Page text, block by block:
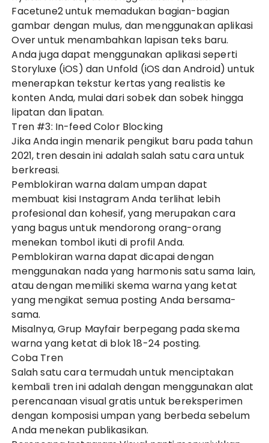
Facetune2 untuk memadukan bagian-bagian
gambar dengan mulus, dan menggunakan aplikasi
Over untuk menambahkan lapisan teks baru.
Anda juga dapat menggunakan aplikasi seperti
Storyluxe (iOS) dan Unfold (iOS dan Android) untuk
menerapkan tekstur kertas yang realistis ke
konten Anda, mulai dari sobek dan sobek hingga
lipatan dan lipatan.
Tren #3: In-feed Color Blocking
Jika Anda ingin menarik pengikut baru pada tahun
2021, tren desain ini adalah salah satu cara untuk
berkreasi.
Pemblokiran warna dalam umpan dapat
membuat kisi Instagram Anda terlihat lebih
profesional dan kohesif, yang merupakan cara
yang bagus untuk mendorong orang-orang
menekan tombol ikuti di profil Anda.
Pemblokiran warna dapat dicapai dengan
menggunakan nada yang harmonis satu sama lain,
atau dengan memiliki skema warna yang ketat
yang mengikat semua posting Anda bersama-
sama.
Misalnya, Grup Mayfair berpegang pada skema
warna yang ketat di blok 18-24 posting.
Coba Tren
Salah satu cara termudah untuk menciptakan
kembali tren ini adalah dengan menggunakan alat
perencanaan visual gratis untuk bereksperimen
dengan komposisi umpan yang berbeda sebelum
Anda menekan publikasikan.